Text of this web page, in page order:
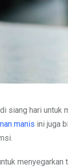
siang hari untuk
manis ini juga
menyegarkan